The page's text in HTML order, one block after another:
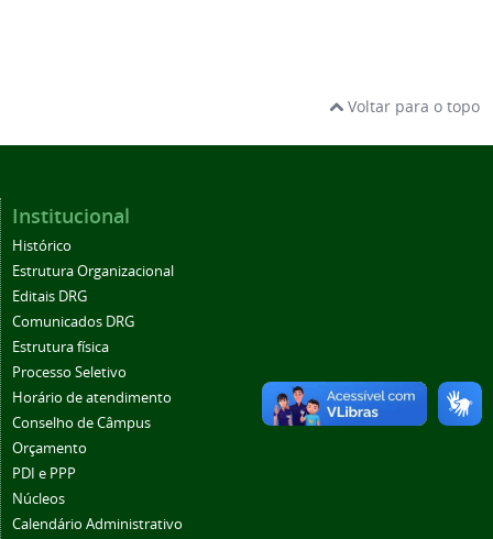
Voltar para o topo
Institucional
Histórico
Estrutura Organizacional
Editais DRG
Comunicados DRG
Estrutura física
Processo Seletivo
Horário de atendimento
Conselho de Câmpus
Orçamento
PDI e PPP
Núcleos
Calendário Administrativo